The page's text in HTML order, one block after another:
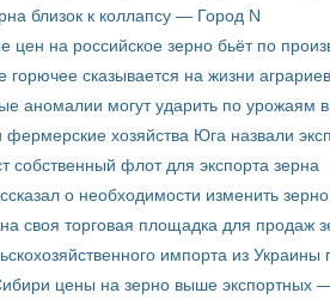
близок к коллапсу — Город N
цен на российское зерно бьёт по
горючее сказывается на жизни аграриев
аномалии могут ударить по урожаям
фермерские хозяйства Юга назвали
собственный флот для экспорта зерна
о необходимости изменить
своя торговая площадка для продаж
импорта из
цены на зерно выше экспортных